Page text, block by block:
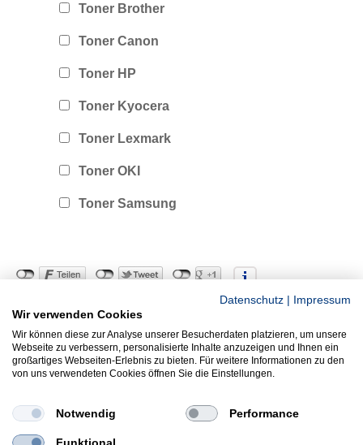
Toner Brother
Toner Canon
Toner HP
Toner Kyocera
Toner Lexmark
Toner OKI
Toner Samsung
Copyright ©2026Andree Bürozentrum GmbH & Co. KG
Anfahrt
Kontakt Impressum Datenschutz AGB
Datenschutz
Impressum
Wir verwenden Cookies
Wir können diese zur Analyse unserer Besucherdaten platzieren, um unsere
Webseite zu verbessern, personalisierte Inhalte anzuzeigen und Ihnen ein
großartiges Webseiten-Erlebnis zu bieten. Für weitere Informationen zu den
von uns verwendeten Cookies öffnen Sie die Einstellungen.
Notwendig Performance
Funktional